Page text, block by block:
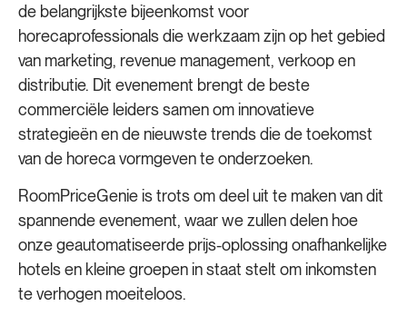
de belangrijkste bijeenkomst voor
horecaprofessionals die werkzaam zijn op het gebied
van marketing, revenue management, verkoop en
distributie. Dit evenement brengt de beste
commerciële leiders samen om innovatieve
strategieën en de nieuwste trends die de toekomst
van de horeca vormgeven te onderzoeken.
RoomPriceGenie is trots om deel uit te maken van dit
spannende evenement, waar we zullen delen hoe
onze geautomatiseerde prijs-oplossing onafhankelijke
hotels en kleine groepen in staat stelt om inkomsten
te verhogen moeiteloos.